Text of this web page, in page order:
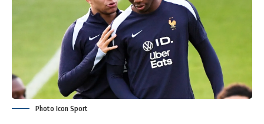
Photo Icon Sport